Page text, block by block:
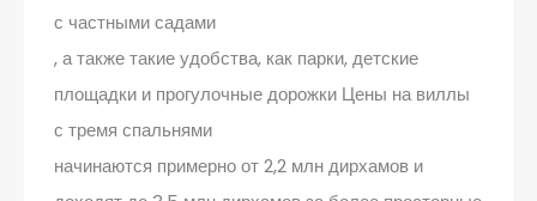
с частными садами
, а также такие удобства, как парки, детские
площадки и прогулочные дорожки Цены на виллы
с тремя спальнями
начинаются примерно от 2,2 млн дирхамов и